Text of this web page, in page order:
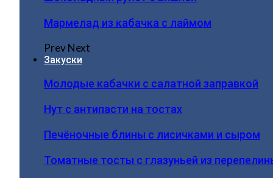
Мармелад из кабачка с лаймом
PrevNext
Закуски
Молодые кабачки с салатной заправкой
Нут с антипасти на тостах
Печёночные блины с лисичками и сыром
Томатные тосты с глазуньей из